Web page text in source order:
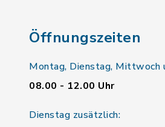
Öffnungszeiten
Montag, Dienstag, Mittwoch
08.00 - 12.00 Uhr
Dienstag zusätzlich: